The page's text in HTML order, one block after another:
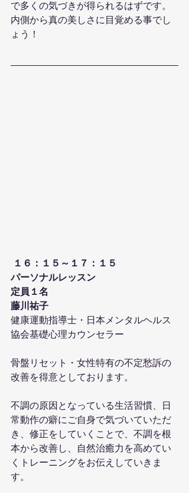
で多くの気づきが得られるはずです。
内側から真の美しさに目覚める事でし
ょう！
１６：１５～１７：１５
パーソナルレッスン
定員１名
藤川祐子
健康運動指導士・日本メンタルヘルス
協会基礎心理カウンセラー
骨盤リセット・女性特有の不定愁訴の
改善を得意としております。
不調の原因となっている生活習慣、日
常動作の癖にご自身で気づいていただ
き、修正をしていくことで、不調を根
本から改善し、自然治癒力を高めてい
くトレーニングをお伝えしていきま
す。